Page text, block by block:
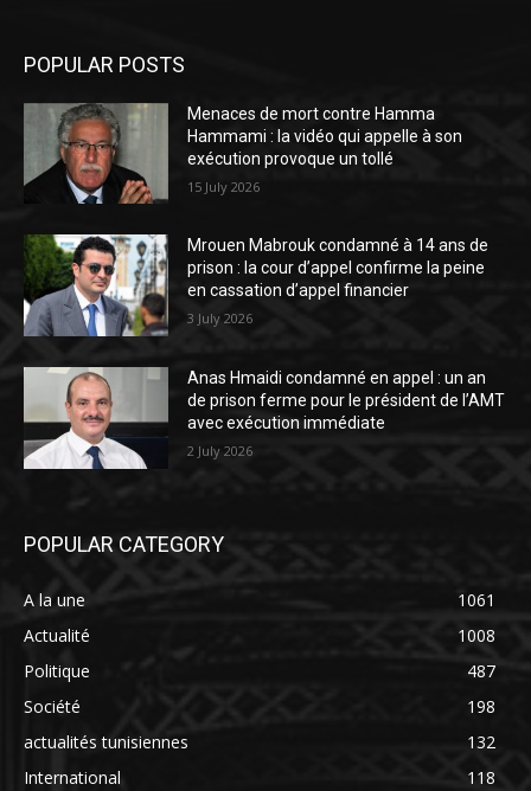
POPULAR POSTS
Menaces de mort contre Hamma
Hammami : la vidéo qui appelle à son
exécution provoque un tollé
15 July 2026
Mrouen Mabrouk condamné à 14 ans de
prison : la cour d’appel confirme la peine
en cassation d’appel financier
3 July 2026
Anas Hmaidi condamné en appel : un an
de prison ferme pour le président de l’AMT
avec exécution immédiate
2 July 2026
POPULAR CATEGORY
A la une
1061
Actualité
1008
Politique
487
Société
198
actualités tunisiennes
132
International
118